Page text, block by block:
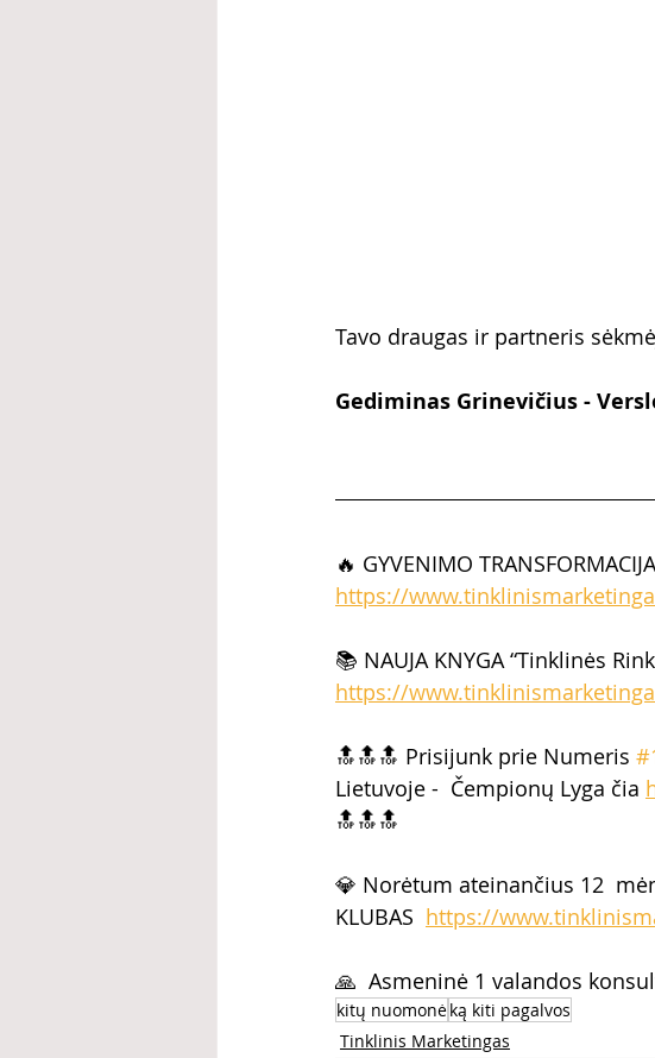
Tavo draugas ir partneris
Gediminas Grinevičius -
🔥 GYVENIMO
https://
📚 NAUJA KNYGA “Tinklinės
https://
🔝🔝🔝 Prisijunk prie Numeris
Lietuvoje -  Čempionų Lyga čia
🔝🔝🔝
💎 Norėtum ateinančius 12
KLUBAS https://
🙏  Asmeninė 1 valandos
kitų nuomonėką kiti pagalvos
Tinklinis Marketingas